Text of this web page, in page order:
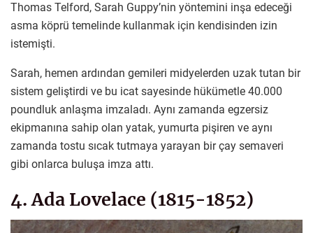
Thomas Telford, Sarah Guppy’nin yöntemini inşa edeceği
asma köprü temelinde kullanmak için kendisinden izin
istemişti.
Sarah, hemen ardından gemileri midyelerden uzak tutan bir
sistem geliştirdi ve bu icat sayesinde hükümetle 40.000
poundluk anlaşma imzaladı. Aynı zamanda egzersiz
ekipmanına sahip olan yatak, yumurta pişiren ve aynı
zamanda tostu sıcak tutmaya yarayan bir çay semaveri
gibi onlarca buluşa imza attı.
4. Ada Lovelace (1815-1852)